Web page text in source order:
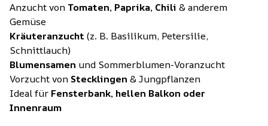
Anzucht von Tomaten, Paprika, Chili & anderem
Gemüse
Kräuteranzucht (z. B. Basilikum, Petersilie,
Schnittlauch)
Blumensamen und Sommerblumen-Voranzucht
Vorzucht von Stecklingen& Jungpflanzen
Ideal fürFensterbank, hellen Balkon oder
Innenraum